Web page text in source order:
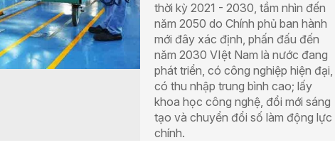
thời kỳ 2021 - 2030, tầm nhìn đến
năm 2050 do Chính phủ ban hành
mới đây xác định, phấn đấu đến
năm 2030 VIệt Nam là nước đang
phát triển, có công nghiệp hiện đại,
có thu nhập trung bình cao; lấy
khoa học công nghệ, đổi mới sáng
tạo và chuyển đổi số làm động lực
chính.